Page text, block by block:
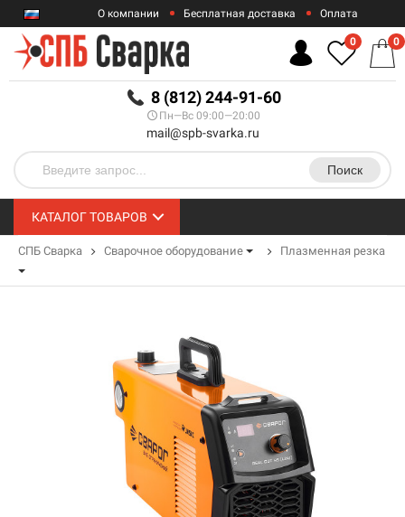
RUB
О компании Бесплатная доставка Оплата
Гарантии
8 (812) 244-91-60
Пн—Вс 09:00—20:00
mail@spb-svarka.ru
Поиск
0 0
КАТАЛОГ ТОВАРОВ
СПБ Сварка Сварочное оборудование Плазменная резка